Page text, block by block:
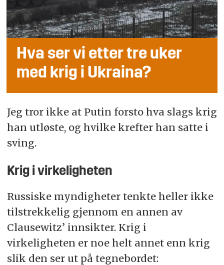
Hva ser vi etter tre uker
med krig i Ukraina?
Jeg tror ikke at Putin forsto hva slags krig
han utløste, og hvilke krefter han satte i
sving.
Krig i virkeligheten
Russiske myndigheter tenkte heller ikke
tilstrekkelig gjennom en annen av
Clausewitz’ innsikter. Krig i
virkeligheten er noe helt annet enn krig
slik den ser ut på tegnebordet: